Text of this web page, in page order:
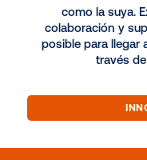
el mundo y
ponemos el
con el
éxito. Únase a
ÚNASE AL EQUIPO